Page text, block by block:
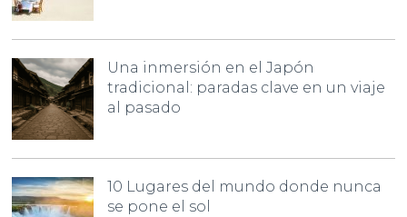
Una inmersión en el Japón
tradicional: paradas clave en un viaje
al pasado
10 Lugares del mundo donde nunca
se pone el sol